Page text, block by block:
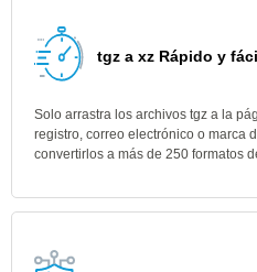
tgz a xz Rápido y
Solo arrastra los archivos tgz a la
registro, correo electrónico o marca
convertirlos a más de 250 formatos